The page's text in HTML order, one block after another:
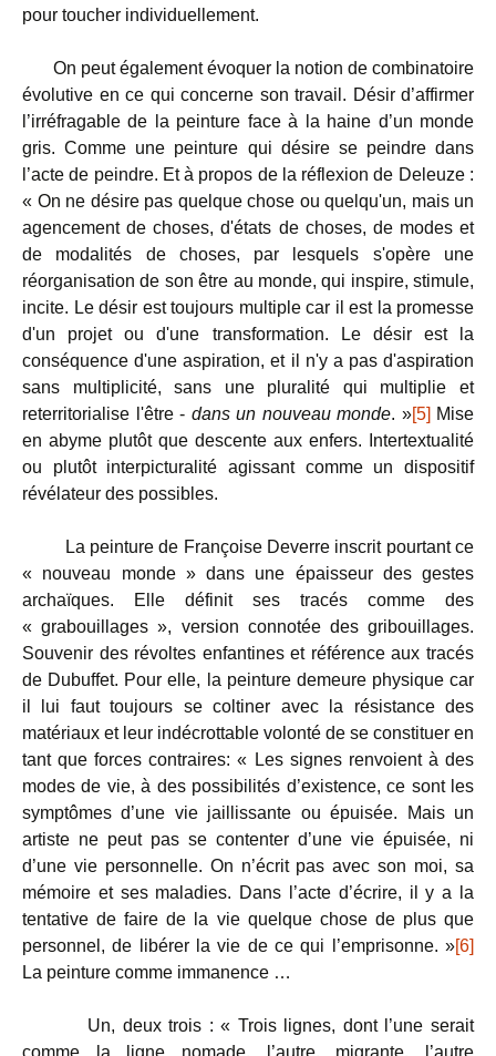
pour toucher individuellement.
On peut également évoquer la notion de combinatoire
évolutive en ce qui concerne son travail. Désir d’affirmer
l’irréfragable de la peinture face à la haine d’un monde
gris. Comme une peinture qui désire se peindre dans
l’acte de peindre. Et à propos de la réflexion de Deleuze :
« On ne désire pas quelque chose ou quelqu'un, mais un
agencement de choses, d'états de choses, de modes et
de modalités de choses, par lesquels s'opère une
réorganisation de son être au monde, qui inspire, stimule,
incite. Le désir est toujours multiple car il est la promesse
d'un projet ou d'une transformation. Le désir est la
conséquence d'une aspiration, et il n'y a pas d'aspiration
sans multiplicité, sans une pluralité qui multiplie et
reterritorialise l'être - dans un nouveau monde. »[5] Mise
en abyme plutôt que descente aux enfers. Intertextualité
ou plutôt interpicturalité agissant comme un dispositif
révélateur des possibles.
La peinture de Françoise Deverre inscrit pourtant ce
« nouveau monde » dans une épaisseur des gestes
archaïques. Elle définit ses tracés comme des
« grabouillages », version connotée des gribouillages.
Souvenir des révoltes enfantines et référence aux tracés
de Dubuffet. Pour elle, la peinture demeure physique car
il lui faut toujours se coltiner avec la résistance des
matériaux et leur indécrottable volonté de se constituer en
tant que forces contraires: « Les signes renvoient à des
modes de vie, à des possibilités d’existence, ce sont les
symptômes d’une vie jaillissante ou épuisée. Mais un
artiste ne peut pas se contenter d’une vie épuisée, ni
d’une vie personnelle. On n’écrit pas avec son moi, sa
mémoire et ses maladies. Dans l’acte d’écrire, il y a la
tentative de faire de la vie quelque chose de plus que
personnel, de libérer la vie de ce qui l’emprisonne. »[6]
La peinture comme immanence …
Un, deux trois : « Trois lignes, dont l’une serait
comme la ligne nomade, l’autre, migrante, l’autre